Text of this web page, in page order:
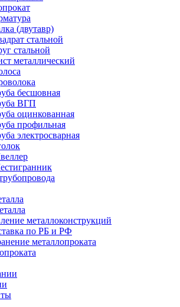
(двутавр)
стальной
стальной
металлический
бесшовная
ВГП
оцинкованная
профильная
электросварная
металлоконструкций
по РБ и РФ
металлопроката